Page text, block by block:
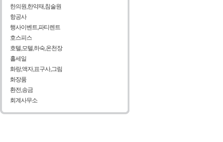
한의원,한약재,침술원
항공사
행사이벤트,파티렌트
호스피스
호텔,모텔,하숙,온천장
홀세일
화랑,액자,표구사,그림
화장품
환전,송금
회계사무소